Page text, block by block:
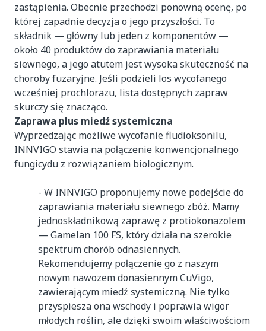
zastąpienia. Obecnie przechodzi ponowną ocenę, po
której zapadnie decyzja o jego przyszłości. To
składnik — główny lub jeden z komponentów —
około 40 produktów do zaprawiania materiału
siewnego, a jego atutem jest wysoka skuteczność na
choroby fuzaryjne. Jeśli podzieli los wycofanego
wcześniej prochlorazu, lista dostępnych zapraw
skurczy się znacząco.
Zaprawa plus miedź systemiczna
Wyprzedzając możliwe wycofanie fludioksonilu,
INNVIGO stawia na połączenie konwencjonalnego
fungicydu z rozwiązaniem biologicznym.
- W INNVIGO proponujemy nowe podejście do
zaprawiania materiału siewnego zbóż. Mamy
jednoskładnikową zaprawę z protiokonazolem
— Gamelan 100 FS, który działa na szerokie
spektrum chorób odnasiennych.
Rekomendujemy połączenie go z naszym
nowym nawozem donasiennym CuVigo,
zawierającym miedź systemiczną. Nie tylko
przyspiesza ona wschody i poprawia wigor
młodych roślin, ale dzięki swoim właściwościom